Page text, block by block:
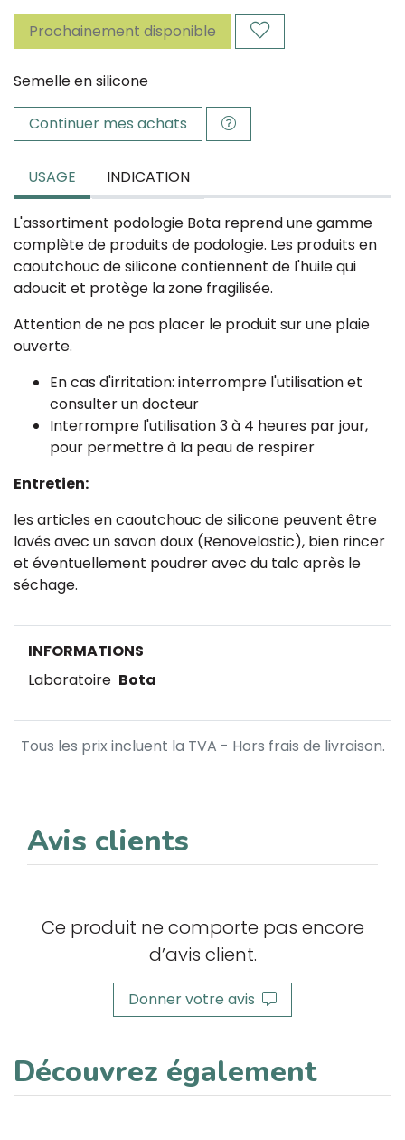
Prochainement disponible
Semelle en silicone
Continuer mes achats
USAGE INDICATION
L'assortiment podologie Bota reprend une gamme
complète de produits de podologie. Les produits en
caoutchouc de silicone contiennent de l'huile qui
adoucit et protège la zone fragilisée.
Attention de ne pas placer le produit sur une plaie
ouverte.
En cas d'irritation: interrompre l'utilisation et
consulter un docteur
Interrompre l'utilisation 3 à 4 heures par jour,
pour permettre à la peau de respirer
Entretien:
les articles en caoutchouc de silicone peuvent être
lavés avec un savon doux (Renovelastic), bien rincer
et éventuellement poudrer avec du talc après le
séchage.
INFORMATIONS
Laboratoire Bota
Tous les prix incluent la TVA - Hors frais de livraison.
Avis clients
Ce produit ne comporte pas encore
d’avis client.
Donner votre avis
Découvrez également